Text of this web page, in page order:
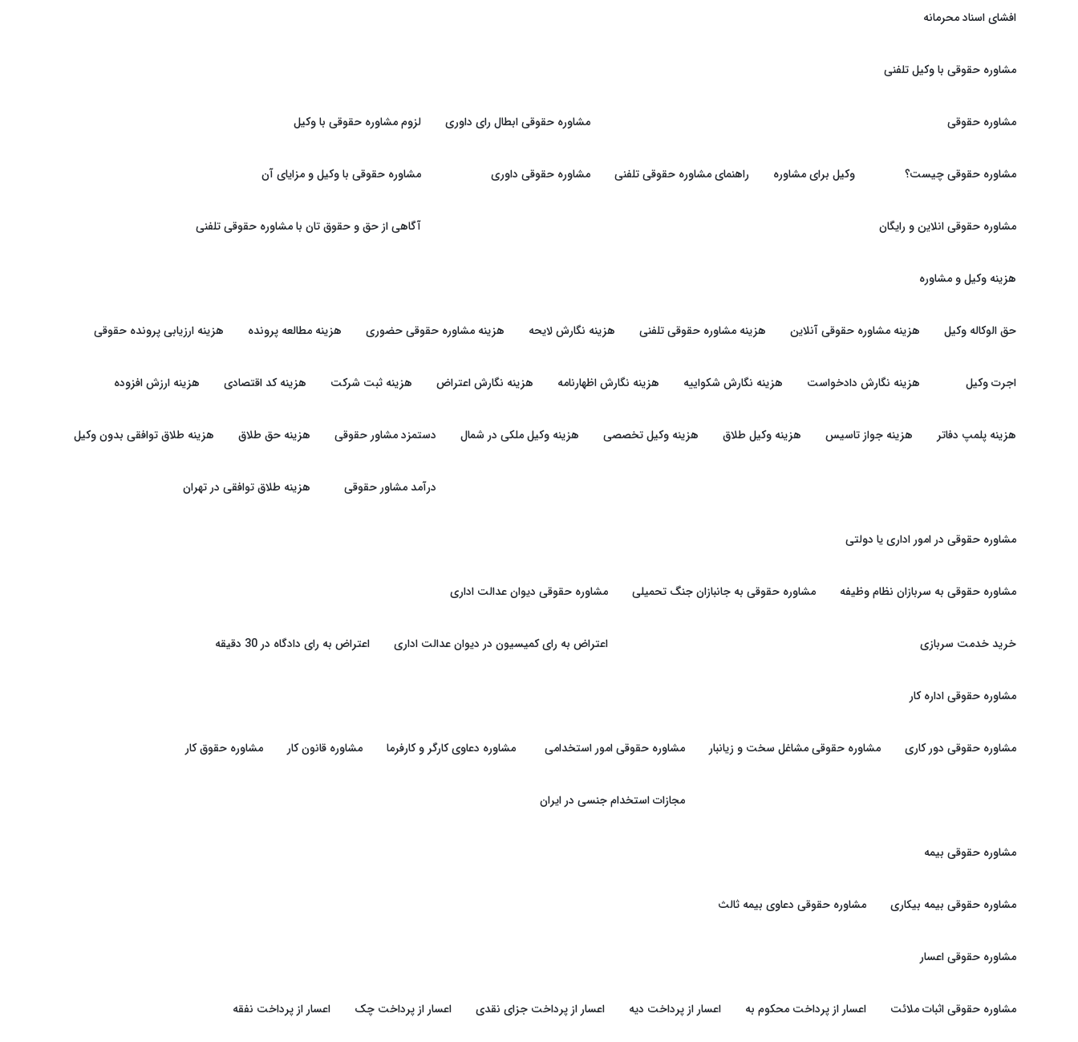
افشای اسناد محرمانه
مشاوره حقوقی با وکیل تلفنی
مشاوره حقوقی
مشاوره حقوقی چیست؟
مشاوره حقوقی انلاین و رایگان
وکیل برای مشاوره راهنمای مشاوره حقوقی تلفنی
مشاوره حقوقی ابطال رای داوری
مشاوره حقوقی داوری
لزوم مشاوره حقوقی با وکیل
مشاوره حقوقی با وکیل و مزایای آن
آگاهی از حق و حقوق تان با مشاوره حقوقی تلفنی
هزینه وکیل و مشاوره
حق الوکاله وکیل
اجرت وکیل
هزینه مشاوره حقوقی آنلاین هزینه مشاوره حقوقی تلفنی هزینه نگارش لایحه هزینه مشاوره حقوقی حضوری هزینه مطالعه پرونده هزینه ارزیابی پرونده حقوقی
هزینه نگارش دادخواست هزینه نگارش شکواییه هزینه نگارش اظهارنامه هزینه نگارش اعتراض هزینه ثبت شرکت هزینه کد اقتصادی هزینه ارزش افزوده
هزینه پلمپ دفاتر هزینه جواز تاسیس هزینه وکیل طلاق هزینه وکیل تخصصی هزینه وکیل ملکی در شمال دستمزد مشاور حقوقی
درآمد مشاور حقوقی
هزینه حق طلاق هزینه طلاق توافقی بدون وکیل
هزینه طلاق توافقی در تهران
مشاوره حقوقی در امور اداری یا دولتی
مشاوره حقوقی به سربازان نظام وظیفه
خرید خدمت سربازی
مشاوره حقوقی به جانبازان جنگ تحمیلی مشاوره حقوقی دیوان عدالت اداری
اعتراض به رای کمیسیون در دیوان عدالت اداری اعتراض به رای دادگاه در 30 دقیقه
مشاوره حقوقی اداره کار
مشاوره حقوقی دور کاری مشاوره حقوقی مشاغل سخت و زیانبار مشاوره حقوقی امور استخدامی
مجازات استخدام جنسی در ایران
مشاوره دعاوی کارگر و کارفرما مشاوره قانون کار مشاوره حقوق کار
مشاوره حقوقی بیمه
مشاوره حقوقی بیمه بیکاری مشاوره حقوقی دعاوی بیمه ثالث
مشاوره حقوقی اعسار
مشاوره حقوقی اثبات ملائت اعسار از پرداخت محکوم به اعسار از پرداخت دیه اعسار از پرداخت جزای نقدی اعسار از پرداخت چک اعسار از پرداخت نفقه